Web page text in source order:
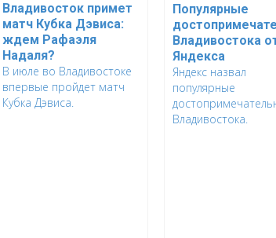
Владивосток примет
матч Кубка Дэвиса:
ждем Рафаэля
Надаля?
В июле во Владивостоке
впервые пройдет матч
Кубка Дэвиса.
Популярные
Владивостока
Яндекса
Яндекс назвал
популярные
Владивостока.